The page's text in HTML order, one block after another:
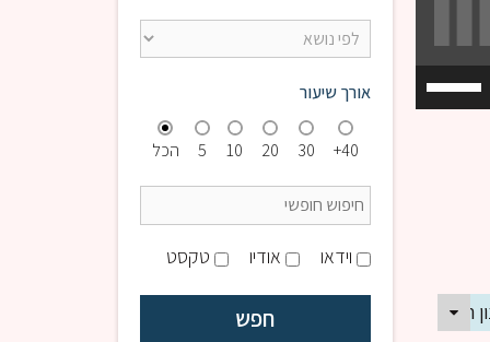
למעלה/למטה
להגביר
אורך שיעור
הכל 5 10 20 30 40+
וידאו אודיו טקסט